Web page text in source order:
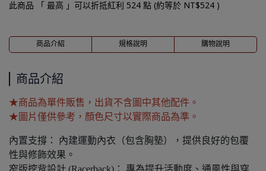
此商品 「 最高 」可以折抵紅利 524 點 (約等於 NT$524 )
商品介紹 規格說明 購物說明
商品介紹
★商品為單件販售，出貨不含圖中其他配件。
★圖片僅供參考，顏色尺寸以實際商品為準。
內置支撐： 內建運動內衣（包含胸墊），提供良好的包覆
性與修飾效果。
窄版挖背設計 (Racerback)： 專為提升活動度、通風性與穿